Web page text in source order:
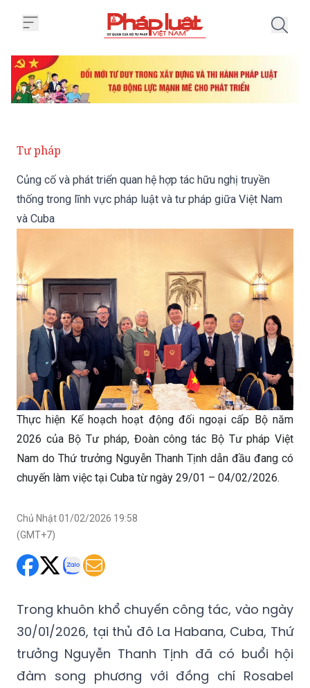
Tư pháp
Củng cố và phát triển quan hệ hợp tác hữu nghị truyền
thống trong lĩnh vực pháp luật và tư pháp giữa Việt Nam
và Cuba
Thực hiện Kế hoạch hoạt động đối ngoại cấp Bộ năm
2026 của Bộ Tư pháp, Đoàn công tác Bộ Tư pháp Việt
Nam do Thứ trưởng Nguyễn Thanh Tịnh dẫn đầu đang có
chuyến làm việc tại Cuba từ ngày 29/01 – 04/02/2026.
Chủ Nhật 01/02/2026 19:58
(GMT+7)
Trong khuôn khổ chuyến công tác, vào ngày
30/01/2026, tại thủ đô La Habana, Cuba, Thứ
trưởng Nguyễn Thanh Tịnh đã có buổi hội
đàm song phương với đồng chí Rosabel